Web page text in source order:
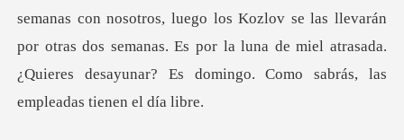
los Kozlov se las llevarán
por otras dos semanas. Es por la luna de miel atrasada